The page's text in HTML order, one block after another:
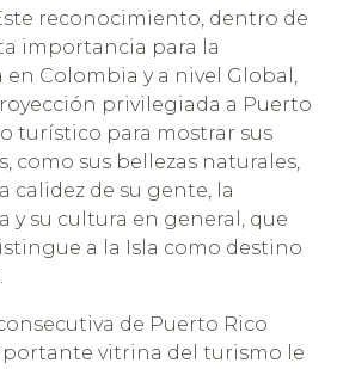
reconocimiento, dentro de
importancia para la
Colombia y a nivel Global,
privilegiada a Puerto
turístico para mostrar sus
como sus bellezas naturales,
calidez de su gente, la
y su cultura en general, que
a la Isla como destino
de Puerto Rico
vitrina del turismo le